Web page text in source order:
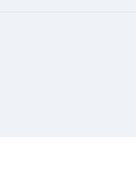
えております。